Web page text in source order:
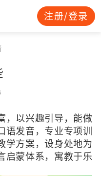
注册/登录
，以兴趣引导，能做
语发音，专业专项训
学方案，设身处地为
启蒙体系，寓教于乐